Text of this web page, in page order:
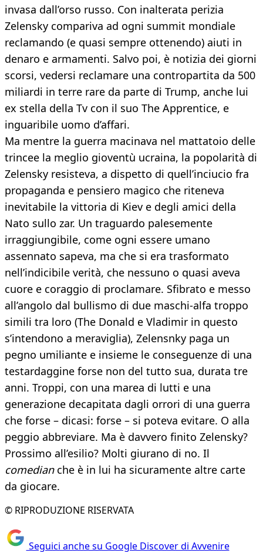
invasa dall’orso russo. Con inalterata perizia
Zelensky compariva ad ogni summit mondiale
reclamando (e quasi sempre ottenendo) aiuti in
denaro e armamenti. Salvo poi, è notizia dei giorni
scorsi, vedersi reclamare una contropartita da 500
miliardi in terre rare da parte di Trump, anche lui
ex stella della Tv con il suo The Apprentice, e
inguaribile uomo d’affari.
Ma mentre la guerra macinava nel mattatoio delle
trincee la meglio gioventù ucraina, la popolarità di
Zelensky resisteva, a dispetto di quell’inciucio fra
propaganda e pensiero magico che riteneva
inevitabile la vittoria di Kiev e degli amici della
Nato sullo zar. Un traguardo palesemente
irraggiungibile, come ogni essere umano
assennato sapeva, ma che si era trasformato
nell’indicibile verità, che nessuno o quasi aveva
cuore e coraggio di proclamare. Sfibrato e messo
all’angolo dal bullismo di due maschi-alfa troppo
simili tra loro (The Donald e Vladimir in questo
s’intendono a meraviglia), Zelensnky paga un
pegno umiliante e insieme le conseguenze di una
testardaggine forse non del tutto sua, durata tre
anni. Troppi, con una marea di lutti e una
generazione decapitata dagli orrori di una guerra
che forse – dicasi: forse – si poteva evitare. O alla
peggio abbreviare. Ma è davvero finito Zelensky?
Prossimo all’esilio? Molti giurano di no. Il
comedianche è in lui ha sicuramente altre carte
da giocare.
© RIPRODUZIONE RISERVATA
Seguici anche su Google Discover di Avvenire